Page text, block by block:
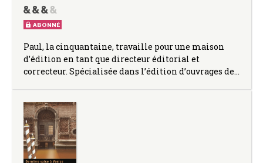
ABONNÉ
Paul, la cinquantaine, travaille pour une maison
d’édition en tant que directeur éditorial et
correcteur. Spécialisée dans l’édition d’ouvrages de…